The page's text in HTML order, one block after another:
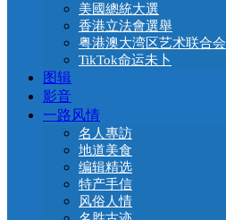
美國總統大選
香港立法會選舉
粤港澳大湾区艺术联合会
TikTok命运未卜
图辑
影音
一路风情
名人專訪
地道美食
编辑精选
特产手信
风俗人情